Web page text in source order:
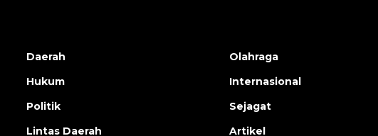
Daerah
Hukum
Politik
Lintas Daerah
Olahraga
Internasional
Sejagat
Artikel